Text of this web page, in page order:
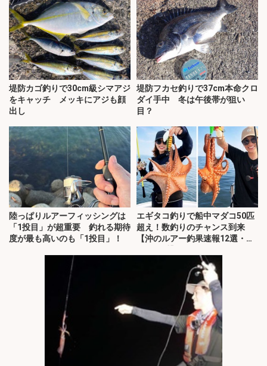
堤防カゴ釣りで30cm級シマアジ
をキャッチ メッキにアジも顔
出し
堤防フカセ釣りで37cm本命クロ
ダイ手中 冬は午後帯が狙い
目？
陸っぱりルアーフィッシングは
「1投目」が超重要 釣れる期待
度が最も高いのも「1投目」！
エギタコ釣りで船中マダコ50匹
超え！数釣りのチャンス到来
【沖のルアー釣果速報12選・愛